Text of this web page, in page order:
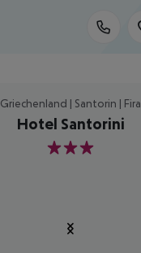
Griechenland | Santorin | Fira
Hotel Santorini
3